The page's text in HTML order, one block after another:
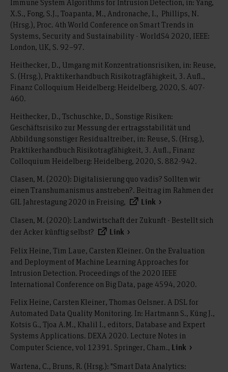
Immune System Algorithms for Intrusion Detection, in: Yang,
X.S., Fong, S.J., Toapanta, M., Andronache, I., Phillips, N.
(Hrsg.), Proc. 4th World Conference on Smart Trends in
Systems, Security and Sustainability - WorldS4 2020, IEEE:
London, UK, S. 92–97.
Heithecker, D., Umgang mit Konzentrationsrisiken, in: Reuse,
S. (Hrsg.), Praktikerhandbuch Risikotragfähigkeit, 3. Aufl.,
Finanz Colloquium Heidelberg: Heidelberg, 2020, S. 407-
460.
Heithecker, D., Tschuschke, D., Sonstige Risiken:
Geschäftsrisiko zur Messung der ertragsstabilität und
Abbildung sonstiger Residualtreiber, in: Reuse, S. (Hrsg.),
Praktikerhandbuch Risikotragfähigkeit, 3. Aufl., Finanz
Colloquium Heidelberg: Heidelberg, 2020, S. 882-942.
Clasen, M. (2020): Digitalisierung quo vadis? Sollten wir
einen Transhumanismus anstreben?. Beitrag im Rahmen der
GIL Jahrestagung 2020 in Freising,
Link
Clasen, M. (2020): Landwirtschaft der Zukunft - Bestellt sich
der Acker künftig selbst?
Link
Felix Heine, Tim Laue, Carsten Kleiner. On the Evaluation
and Deployment of Machine Learning Approaches for
Intrusion Detection. Proceedings of the 2020 IEEE
International Conference on Big Data, page 4594, 2020.
Felix Heine, Carsten Kleiner, Thomas Oelsner. A DSL for
Automated Data Quality Monitoring. In: Hartmann S., Küng J.,
Kotsis G., Tjoa A.M., Khalil I., editors, Database and Expert
Systems Applications. DEXA 2020. Lecture Notes in
Computer Science, vol 12391. Springer, Cham., Link
Wartena, C., Bruns, R. (Hrsg.): "Smart Data Analytics: